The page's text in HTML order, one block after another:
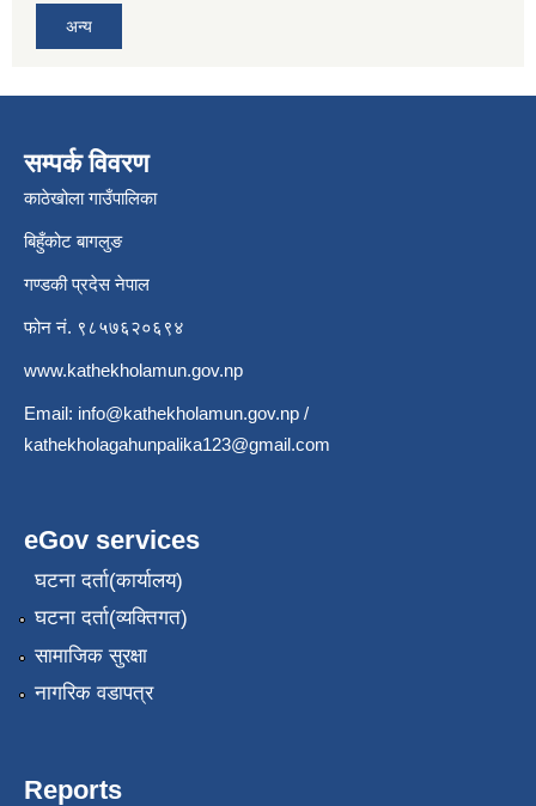
अन्य
सम्पर्क विवरण
काठेखोला गाउँपालिका
बिहुँकोट बागलुङ
गण्डकी प्रदेस नेपाल
फोन नं. ९८५७६२०६९४
www.kathekholamun.gov.np
Email: info@kathekholamun.gov.np /
kathekholagahunpalika123@gmail.com
eGov services
घटना दर्ता(कार्यालय)
घटना दर्ता(व्यक्तिगत)
सामाजिक सुरक्षा
नागरिक वडापत्र
Reports